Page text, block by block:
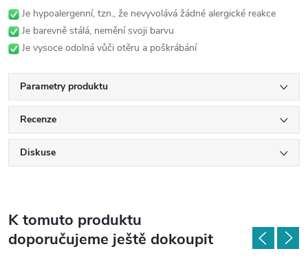
Je hypoalergenní, tzn., že nevyvolává žádné alergické reakce
Je barevně stálá, nemění svoji barvu
Je vysoce odolná vůči otěru a poškrábání
Parametry produktu
Recenze
Diskuse
K tomuto produktu
doporučujeme ještě dokoupit